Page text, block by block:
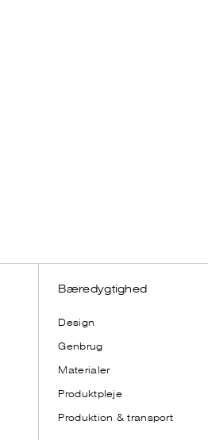
Bæredygtighed
Design
Genbrug
Materialer
Produktpleje
Produktion & transport